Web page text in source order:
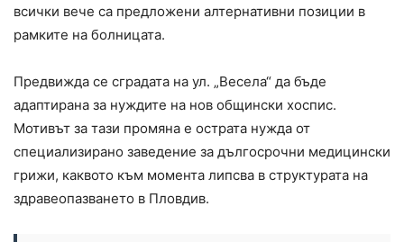
всички вече са предложени алтернативни позиции в
рамките на болницата.
Предвижда се сградата на ул. „Весела“ да бъде
адаптирана за нуждите на нов общински хоспис.
Мотивът за тази промяна е острата нужда от
специализирано заведение за дългосрочни медицински
грижи, каквото към момента липсва в структурата на
здравеопазването в Пловдив.